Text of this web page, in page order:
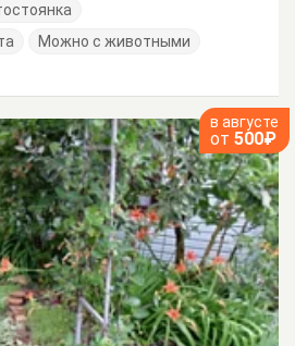
Можно с животными
в августе
от 500₽